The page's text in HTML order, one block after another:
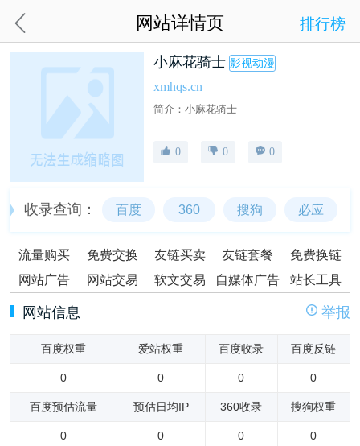
网站详情页 排行榜
小麻花骑士 影视动漫
xmhqs.cn
简介：小麻花骑士
0 0 0
收录查询： 百度 360 搜狗 必应
流量购买 免费交换 友链买卖 友链套餐
免费换链
网站广告
网站交易 软文交易 自媒体广告 站长工具
网站信息 举报
百度权重 爱站权重 百度收录 百度反链
0 0 0 0
百度预估流量 预估日均IP 360收录 搜狗权重
0 0 0 0